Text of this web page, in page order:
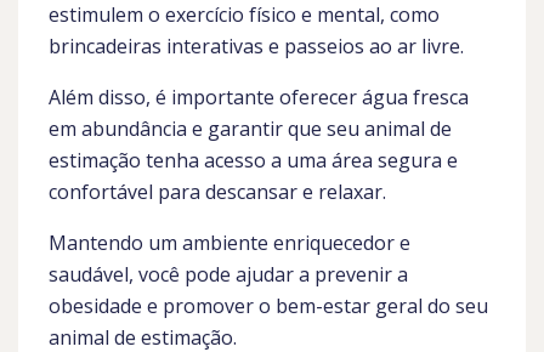
estimulem o exercício físico e mental, como
brincadeiras interativas e passeios ao ar livre.
Além disso, é importante oferecer água fresca
em abundância e garantir que seu animal de
estimação tenha acesso a uma área segura e
confortável para descansar e relaxar.
Mantendo um ambiente enriquecedor e
saudável, você pode ajudar a prevenir a
obesidade e promover o bem-estar geral do seu
animal de estimação.